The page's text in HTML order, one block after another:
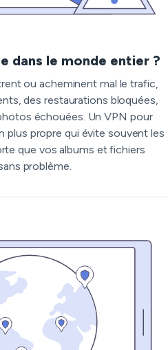
dans le monde entier ?
ou acheminent mal le trafic,
des restaurations bloquées,
échouées. Un VPN pour
plus propre qui évite souvent les
que vos albums et fichiers
problème.